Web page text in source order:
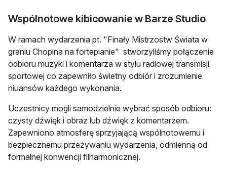
Wspólnotowe kibicowanie w Barze Studio
W ramach wydarzenia pt. "Finały Mistrzostw Świata w
graniu Chopina na fortepianie" stworzyliśmy połączenie
odbioru muzyki i komentarza w stylu radiowej transmisji
sportowej co zapewniło świetny odbiór i zrozumienie
niuansów każdego wykonania.
Uczestnicy mogli samodzielnie wybrać sposób odbioru:
czysty dźwięk i obraz lub dźwięk z komentarzem.
Zapewniono atmosferę sprzyjającą wspólnotowemu i
bezpiecznemu przeżywaniu wydarzenia, odmienną od
formalnej konwencji filharmonicznej.